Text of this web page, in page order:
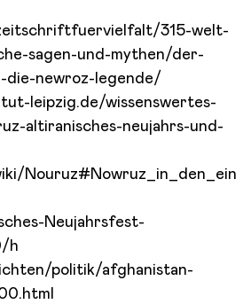
315-welt-
sagen-und-mythen/der-
die-newroz-legende/
leipzig.de/wissenswertes-
altiranisches-neujahrs-und-
Nouruz#Nowruz_in_den_ein
Neujahrsfest-
h
politik/afghanistan-